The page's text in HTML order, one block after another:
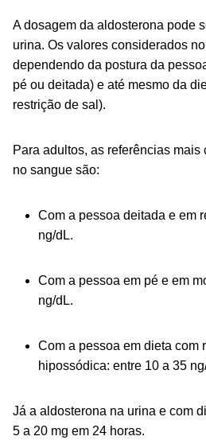
A dosagem da aldosterona pode
urina. Os valores considerados
dependendo da postura da
pé ou deitada) e até mesmo da
restrição de sal).
Para adultos, as referências
no sangue são:
Com a pessoa deitada e em
ng/dL.
Com a pessoa em pé e em
ng/dL.
Com a pessoa em dieta com
hipossódica: entre 10 a 35
Já a aldosterona na urina e com
5 a 20 mg em 24 horas.